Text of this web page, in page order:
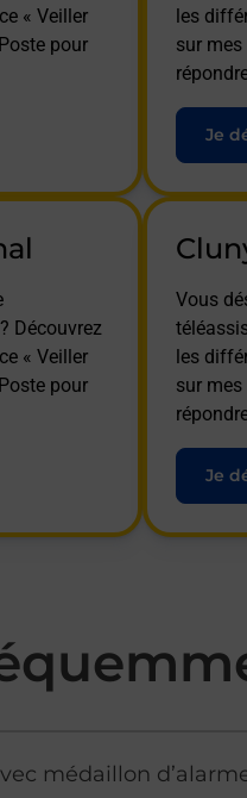
« Veiller
pour
les
sur
Je
Découvrez
« Veiller
pour
Vous
les
sur
Je
médaillon